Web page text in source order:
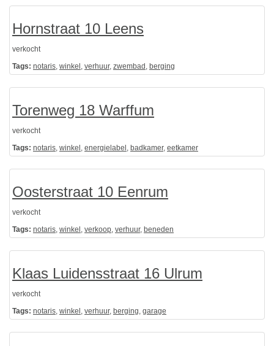
Hornstraat 10 Leens
verkocht
Tags: notaris, winkel , verhuur, zwembad , berging
Torenweg 18 Warffum
verkocht
Tags: notaris, winkel , energielabel , badkamer, eetkamer
Oosterstraat 10 Eenrum
verkocht
Tags: notaris, winkel , verkoop, verhuur, beneden
Klaas Luidensstraat 16 Ulrum
verkocht
Tags: notaris, winkel , verhuur, berging, garage